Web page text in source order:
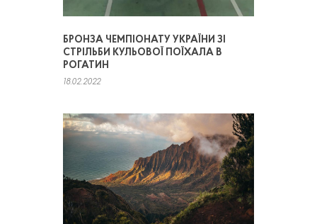
БРОНЗА ЧЕМПІОНАТУ УКРАЇНИ ЗІ
СТРІЛЬБИ КУЛЬОВОЇ ПОЇХАЛА В
РОГАТИН
18.02.2022